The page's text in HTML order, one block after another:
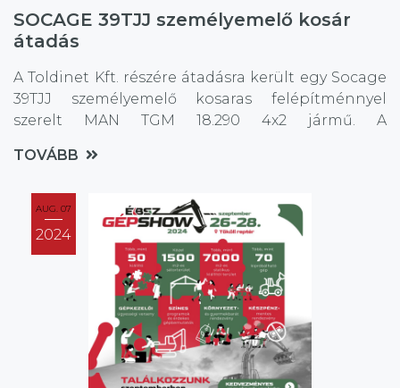
SOCAGE 39TJJ személyemelő kosár
átadás
A Toldinet Kft. részére átadásra került egy Socage
39TJJ személyemelő kosaras felépítménnyel
szerelt MAN TGM 18.290 4x2 jármű. A
oldalkinyúlásra képes.
TOVÁBB
AUG. 07
2024